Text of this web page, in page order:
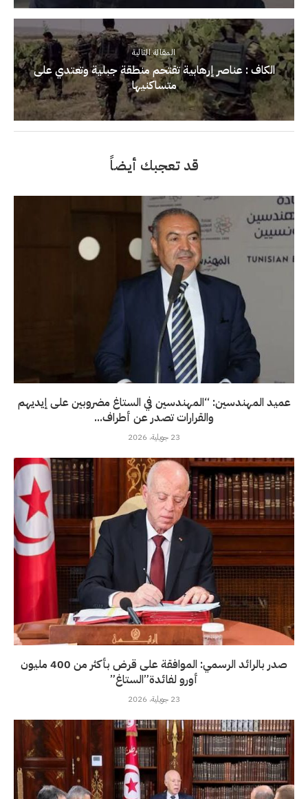
المقالة التالية
الكاف : عناصر إرهابية تقتحم منطقة جبلية وتعتدي على
متساكنيها
قد تعجبك أيضاً
عميد المهندسين: “المهندسين في الستاغ مضروبين على إيديهم
والقرارات تصدر عن أطراف...
23 جويلية، 2026
صدر بالرائد الرسمي: الموافقة على قرض بأكثر من 400 مليون
أورو لفائدة”الستاغ”
23 جويلية، 2026